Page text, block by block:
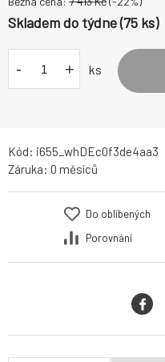
Skladem do týdne (75 ks)
- + ks
Kód: i655_whDEc0f3de4aa3
Záruka: 0 měsíců
Do oblíbených
Porovnání